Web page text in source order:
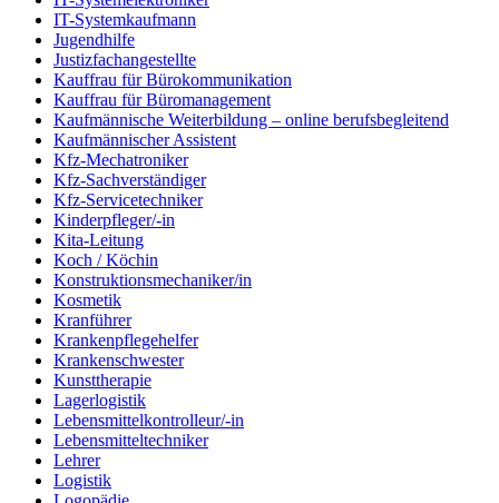
IT-Systemkaufmann
Jugendhilfe
Justizfachangestellte
Kauffrau für Bürokommunikation
Kauffrau für Büromanagement
Kaufmännische Weiterbildung – online berufsbegleitend
Kaufmännischer Assistent
Kfz-Mechatroniker
Kfz-Sachverständiger
Kfz-Servicetechniker
Kinderpfleger/-in
Kita-Leitung
Koch / Köchin
Konstruktionsmechaniker/in
Kosmetik
Kranführer
Krankenpflegehelfer
Krankenschwester
Kunsttherapie
Lagerlogistik
Lebensmittelkontrolleur/-in
Lebensmitteltechniker
Lehrer
Logistik